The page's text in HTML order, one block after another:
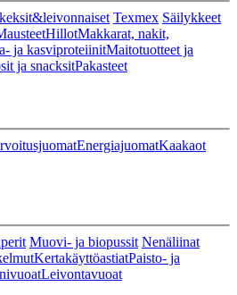
Texmex Säilykkeet
HillotMakkarat, nakit,
ja kasviproteiinitMaitotuotteet ja
ja snacksitPakasteet
EnergiajuomatKaakaot
Muovi- ja biopussit Nenäliinat
KertakäyttöastiatPaisto- ja
Leivontavuoat